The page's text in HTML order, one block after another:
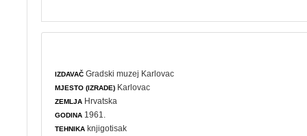
IZDAVAČ Gradski muzej Karlovac
MJESTO (IZRADE) Karlovac
ZEMLJA Hrvatska
GODINA 1961.
TEHNIKA knjigotisak